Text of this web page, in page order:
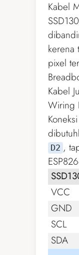
Kabel
kerena
pixel
Kabel
Wiring
D2 ,
VCC
GND
SCL
SDA